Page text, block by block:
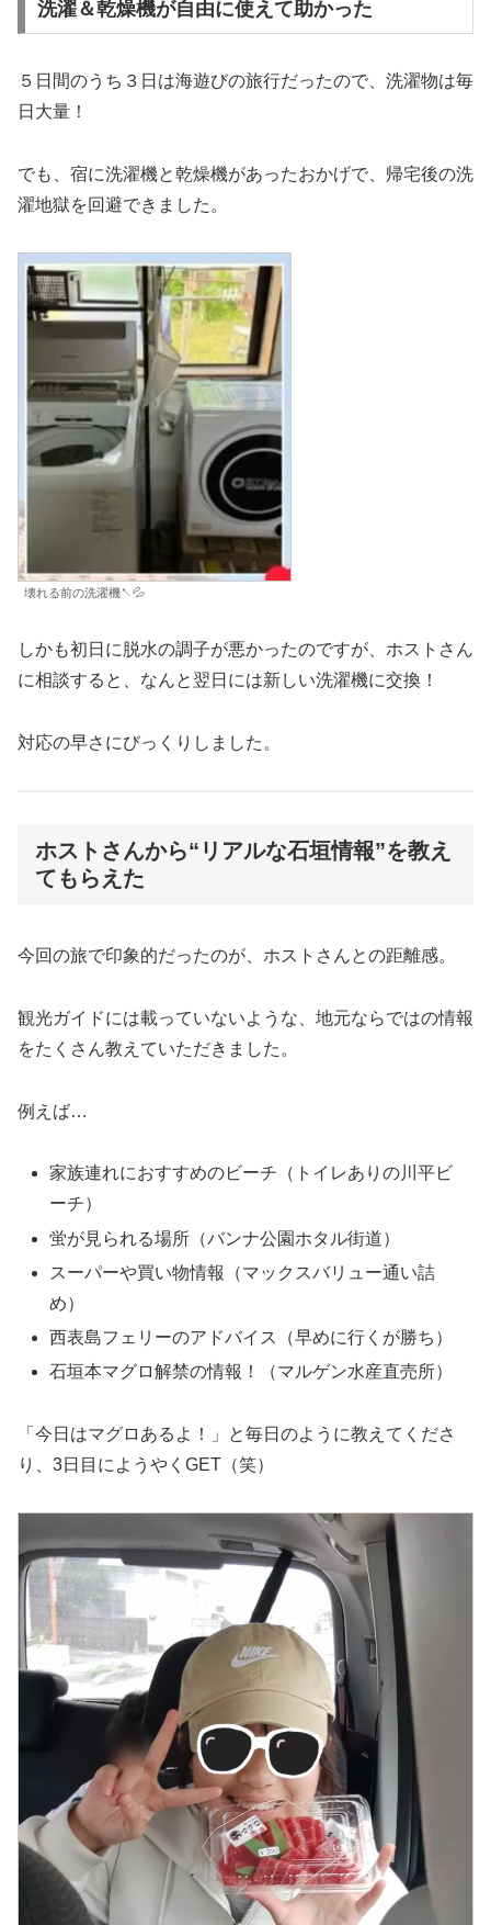
洗濯＆乾燥機が自由に使えて助かった
５日間のうち３日は海遊びの旅行だったので、洗濯物は毎
日大量！
でも、宿に洗濯機と乾燥機があったおかげで、帰宅後の洗
濯地獄を回避できました。
壊れる前の洗濯機↖💦
しかも初日に脱水の調子が悪かったのですが、ホストさん
に相談すると、なんと翌日には新しい洗濯機に交換！
対応の早さにびっくりしました。
ホストさんから“リアルな石垣情報”を教え
てもらえた
今回の旅で印象的だったのが、ホストさんとの距離感。
観光ガイドには載っていないような、地元ならではの情報
をたくさん教えていただきました。
例えば…
家族連れにおすすめのビーチ（トイレありの川平ビ
ーチ）
蛍が見られる場所（バンナ公園ホタル街道）
スーパーや買い物情報（マックスバリュー通い詰
め）
西表島フェリーのアドバイス（早めに行くが勝ち）
石垣本マグロ解禁の情報！（マルゲン水産直売所）
「今日はマグロあるよ！」と毎日のように教えてくださ
り、3日目にようやくGET（笑）